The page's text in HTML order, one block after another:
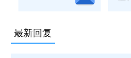
最新回复